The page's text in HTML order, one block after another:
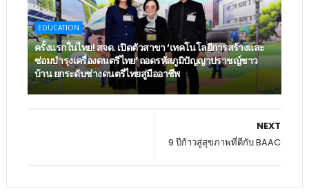
EDUCATION
ครั้งแรกในไทย! สจด. เปิดตัวสาขา ‘เทคโนโลยีการสร้างและ
ซ่อมบำรุงเครื่องดนตรีไทย’ ​ถอดรหัสภูมิปัญญาปราชญ์ชาว
บ้าน ยกระดับช่างดนตรีไทยสู่มืออาชีพ
NEXT
9 ปีก้าวสู่สุขภาพที่ดีกับ BAAC